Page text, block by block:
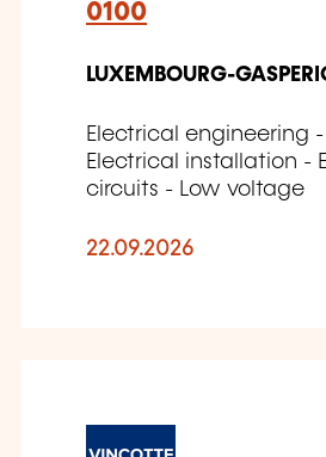
0100
LUXEMBOURG-
Electrical engineering -
Electrical installation -
circuits - Low voltage
22.09.2026